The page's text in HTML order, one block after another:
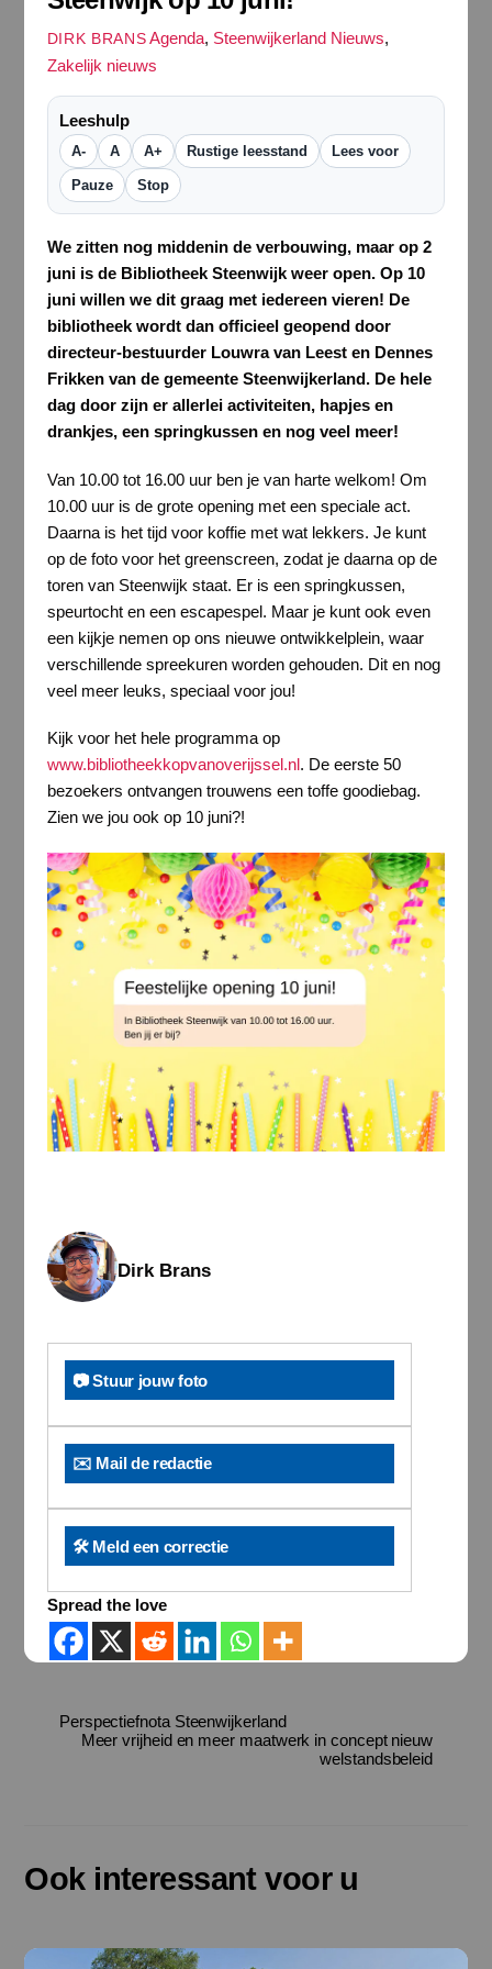
DIRK BRANS Agenda, Steenwijkerland Nieuws,
Zakelijk nieuws
Leeshulp
A- A A+ Rustige leesstand Lees voor
Pauze Stop
We zitten nog middenin de verbouwing, maar op 2
juni is de Bibliotheek Steenwijk weer open. Op 10
juni willen we dit graag met iedereen vieren! De
bibliotheek wordt dan officieel geopend door
directeur-bestuurder Louwra van Leest en Dennes
Frikken van de gemeente Steenwijkerland. De hele
dag door zijn er allerlei activiteiten, hapjes en
drankjes, een springkussen en nog veel meer!
Van 10.00 tot 16.00 uur ben je van harte welkom! Om
10.00 uur is de grote opening met een speciale act.
Daarna is het tijd voor koffie met wat lekkers. Je kunt
op de foto voor het greenscreen, zodat je daarna op de
toren van Steenwijk staat. Er is een springkussen,
speurtocht en een escapespel. Maar je kunt ook even
een kijkje nemen op ons nieuwe ontwikkelplein, waar
verschillende spreekuren worden gehouden. Dit en nog
veel meer leuks, speciaal voor jou!
Kijk voor het hele programma op
www.bibliotheekkopvanoverijssel.nl. De eerste 50
bezoekers ontvangen trouwens een toffe goodiebag.
Zien we jou ook op 10 juni?!
Dirk Brans
📷 Stuur jouw foto
✉️ Mail de redactie
🛠️ Meld een correctie
Spread the love
Perspectiefnota Steenwijkerland
Meer vrijheid en meer maatwerk in concept nieuw
welstandsbeleid
Ook interessant voor u